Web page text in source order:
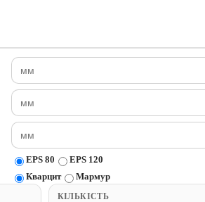
EPS 80
EPS 120
Кварцит Мармур
КІЛЬКІСТЬ